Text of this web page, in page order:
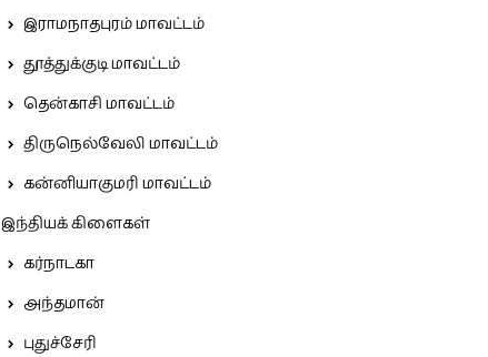
இராமநாதபுரம் மாவட்டம்
தூத்துக்குடி மாவட்டம்
தென்காசி மாவட்டம்
திருநெல்வேலி மாவட்டம்
கன்னியாகுமரி மாவட்டம்
இந்தியக் கிளைகள்
கர்நாடகா
அந்தமான்
புதுச்சேரி